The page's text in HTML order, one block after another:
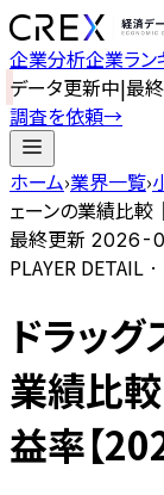
企業分析企業ラン
データ更新中|最
調査を依頼→
ホーム›業界一覧›
ェーンの業績比較
最終更新 2026-
PLAYER DETAIL
ドラッ
業績比
益率【